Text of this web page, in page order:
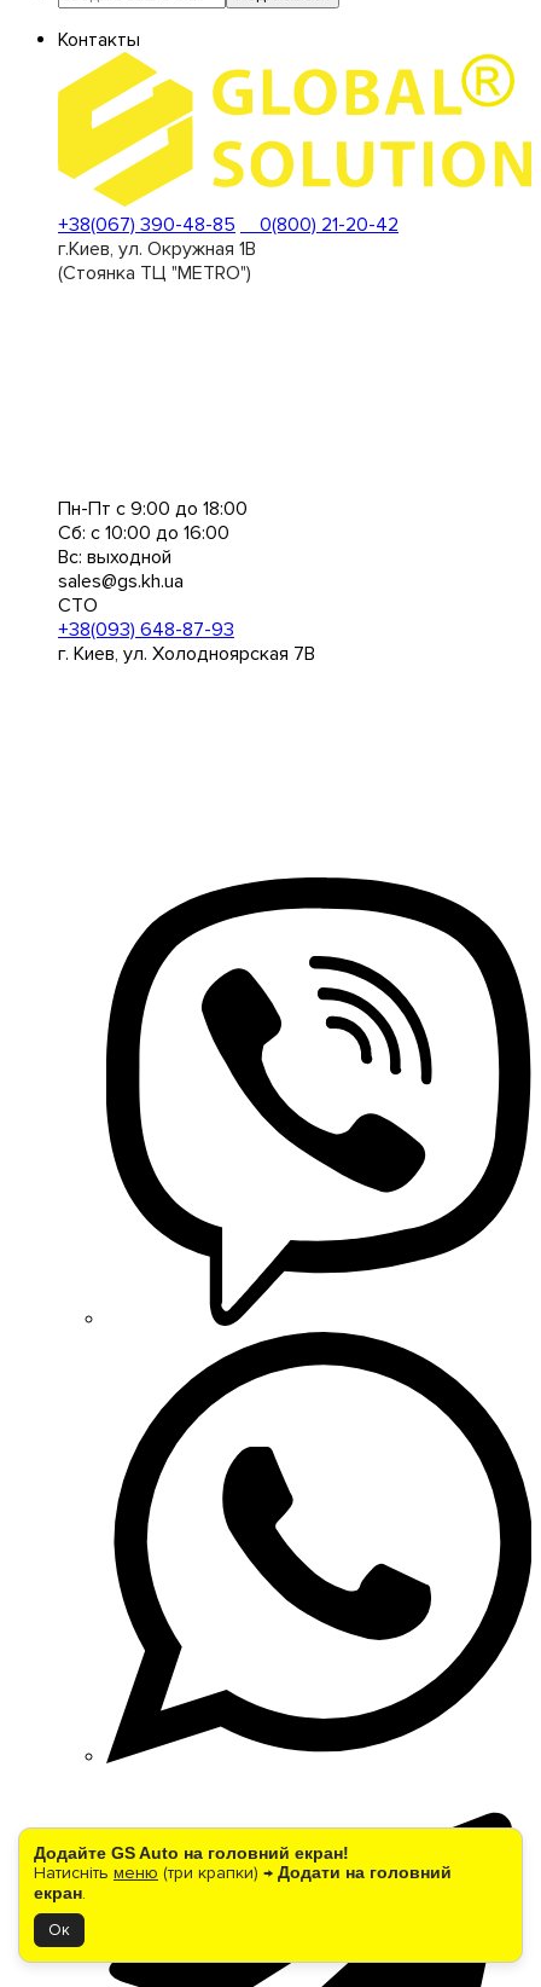
Додайте GS Auto на головний екран!
Натисніть меню (три крапки) → Додати на головний
екран.
Ок
Контакты
+38(067) 390-48-85
0(800) 21-20-42
г.Киев, ул. Окружная 1В
(Стоянка ТЦ "METRO")
Пн-Пт с 9:00 до 18:00
Сб: с 10:00 до 16:00
Вс: выходной
sales@gs.kh.ua
СТО
+38(093) 648-87-93
г. Киев, ул. Холодноярская 7В